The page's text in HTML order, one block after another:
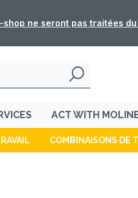
ACT WITH
COMBINAISONS DE